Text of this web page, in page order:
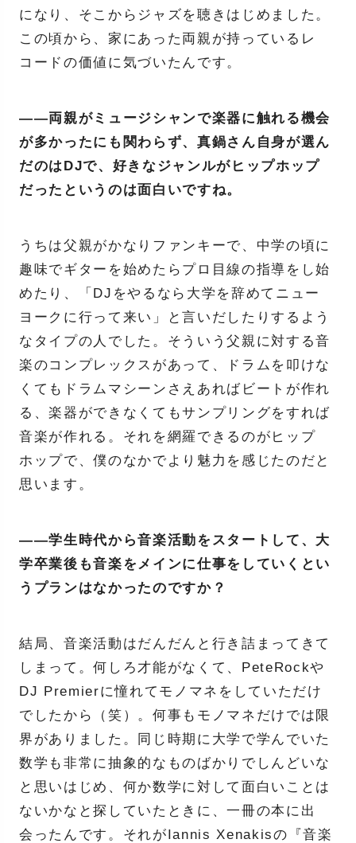
になり、そこからジャズを聴きはじめました。
この頃から、家にあった両親が持っているレ
コードの価値に気づいたんです。
――両親がミュージシャンで楽器に触れる機会
が多かったにも関わらず、真鍋さん自身が選ん
だのはDJで、好きなジャンルがヒップホップ
だったというのは面白いですね。
うちは父親がかなりファンキーで、中学の頃に
趣味でギターを始めたらプロ目線の指導をし始
めたり、「DJをやるなら大学を辞めてニュー
ヨークに行って来い」と言いだしたりするよう
なタイプの人でした。そういう父親に対する音
楽のコンプレックスがあって、ドラムを叩けな
くてもドラムマシーンさえあればビートが作れ
る、楽器ができなくてもサンプリングをすれば
音楽が作れる。それを網羅できるのがヒップ
ホップで、僕のなかでより魅力を感じたのだと
思います。
――学生時代から音楽活動をスタートして、大
学卒業後も音楽をメインに仕事をしていくとい
うプランはなかったのですか？
結局、音楽活動はだんだんと行き詰まってきて
しまって。何しろ才能がなくて、PeteRockや
DJ Premierに憧れてモノマネをしていただけ
でしたから（笑）。何事もモノマネだけでは限
界がありました。同じ時期に大学で学んでいた
数学も非常に抽象的なものばかりでしんどいな
と思いはじめ、何か数学に対して面白いことは
ないかなと探していたときに、一冊の本に出
会ったんです。それがIannis Xenakisの『音楽